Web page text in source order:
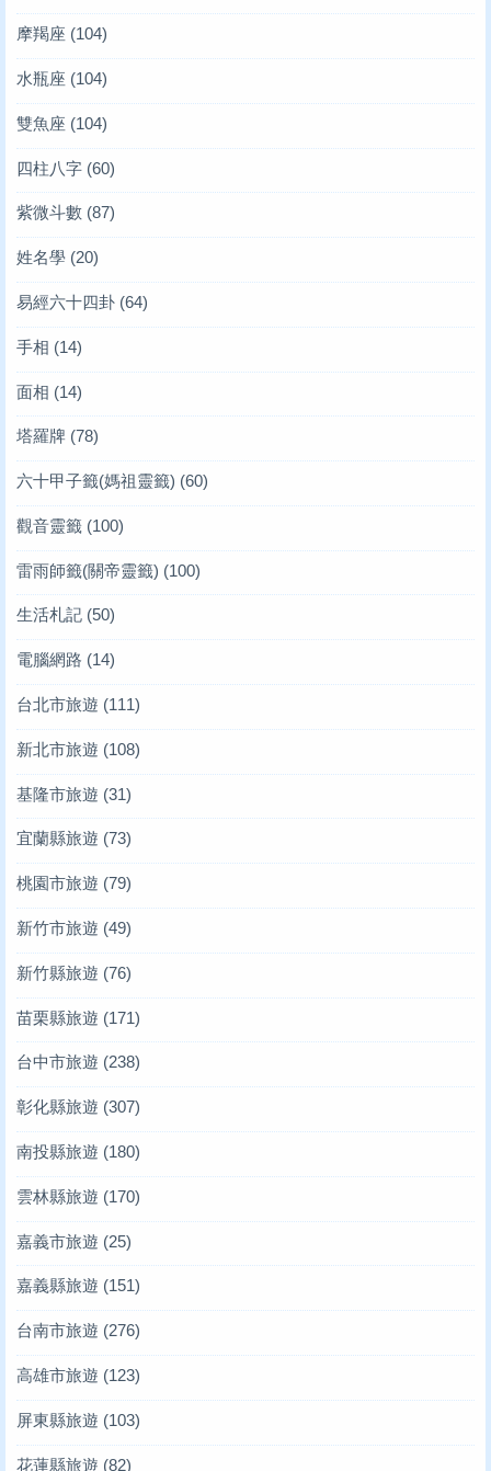
摩羯座 (104)
水瓶座 (104)
雙魚座 (104)
四柱八字 (60)
紫微斗數 (87)
姓名學 (20)
易經六十四卦 (64)
手相 (14)
面相 (14)
塔羅牌 (78)
六十甲子籤(媽祖靈籤) (60)
觀音靈籤 (100)
雷雨師籤(關帝靈籤) (100)
生活札記 (50)
電腦網路 (14)
台北市旅遊 (111)
新北市旅遊 (108)
基隆市旅遊 (31)
宜蘭縣旅遊 (73)
桃園市旅遊 (79)
新竹市旅遊 (49)
新竹縣旅遊 (76)
苗栗縣旅遊 (171)
台中市旅遊 (238)
彰化縣旅遊 (307)
南投縣旅遊 (180)
雲林縣旅遊 (170)
嘉義市旅遊 (25)
嘉義縣旅遊 (151)
台南市旅遊 (276)
高雄市旅遊 (123)
屏東縣旅遊 (103)
花蓮縣旅遊 (82)